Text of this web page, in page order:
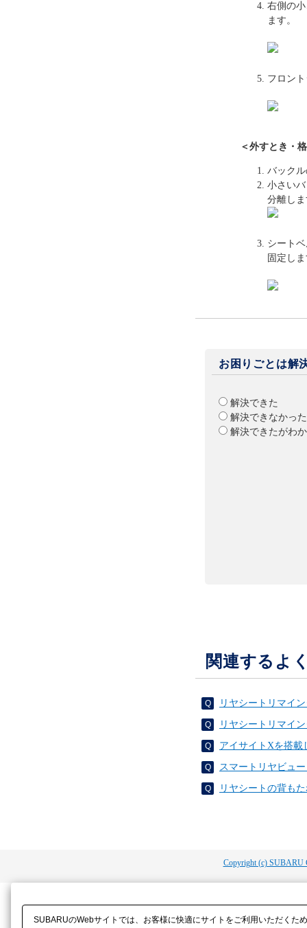
右側の
ます。
フロン
＜外すとき・
バック
小さい
分離し
シート
固定し
お困りごとは解
解決できた
解決できなかった
解決できたがわ
関連するよ
リヤシートリマイ
リヤシートリマイ
アイサイトXを搭載
スマートリヤビュ
リヤシートの背も
Copyright (c) SUBARU
SUBARUのWebサイトでは、お客様に快適にサイトをご利用いただく